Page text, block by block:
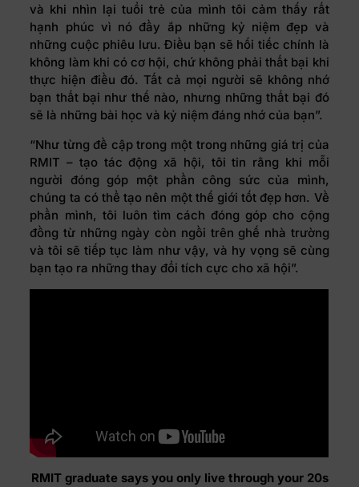
và khi nhìn lại tuổi trẻ của mình tôi cảm thấy rất
hạnh phúc vì nó đầy ắp những kỷ niệm đẹp và
những cuộc phiêu lưu. Điều bạn sẽ hối tiếc chính là
không làm khi có cơ hội, chứ không phải thất bại khi
thực hiện điều đó. Tất cả mọi người sẽ không nhớ
bạn thất bại như thế nào, nhưng những thất bại đó
sẽ là những bài học và kỷ niệm đáng nhớ của bạn”.
“Như từng đề cập trong một trong những giá trị của
RMIT – tạo tác động xã hội, tôi tin rằng khi mỗi
người đóng góp một phần công sức của mình,
chúng ta có thể tạo nên một thế giới tốt đẹp hơn. Về
phần mình, tôi luôn tìm cách đóng góp cho cộng
đồng từ những ngày còn ngồi trên ghế nhà trường
và tôi sẽ tiếp tục làm như vậy, và hy vọng sẽ cùng
bạn tạo ra những thay đổi tích cực cho xã hội”.
RMIT graduate says you only live through your 20s